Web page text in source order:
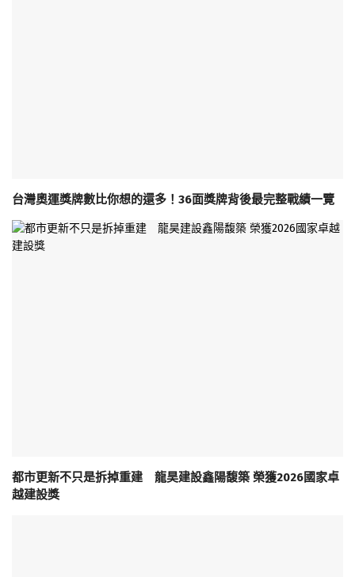
台灣奧運獎牌數比你想的還多！36面獎牌背後最完整戰績一覽
都市更新不只是拆掉重建 龍昊建設鑫陽馥築 榮獲2026國家卓
越建設獎